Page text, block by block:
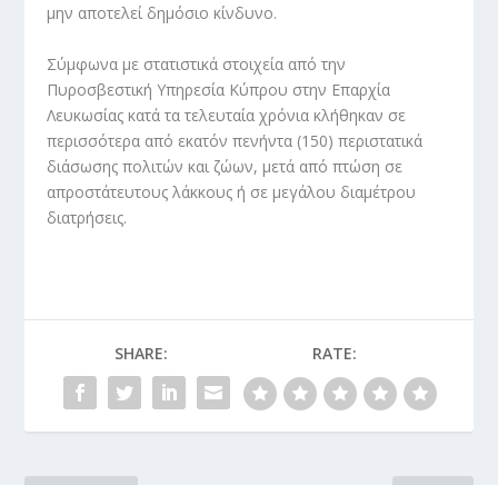
μην αποτελεί δημόσιο κίνδυνο.
Σύμφωνα με στατιστικά στοιχεία από την
Πυροσβεστική Υπηρεσία Κύπρου στην Επαρχία
Λευκωσίας κατά τα τελευταία χρόνια κλήθηκαν σε
περισσότερα από εκατόν πενήντα (150) περιστατικά
διάσωσης πολιτών και ζώων, μετά από πτώση σε
απροστάτευτους λάκκους ή σε μεγάλου διαμέτρου
διατρήσεις.
SHARE: RATE: